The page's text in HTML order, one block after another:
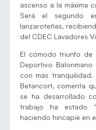
ascenso a la máxima
Será el segundo
lanzaroteñas,
del CDEC Lavadores
El cómodo triunfo de
Deportivo
con más
Betancort, comenta
se ha desarrollado
trabajo ha estado
haciendo hincapié en